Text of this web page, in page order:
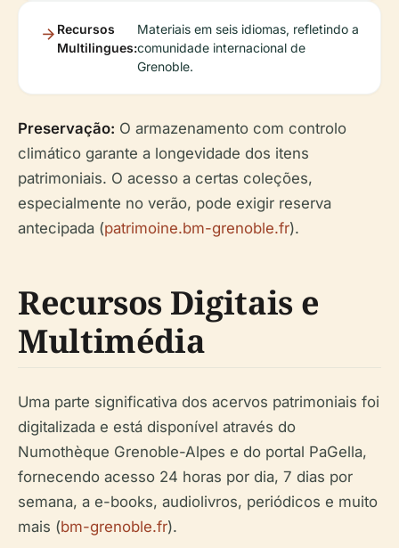
Recursos
Multilingues:
Materiais em seis idiomas, refletindo a
comunidade internacional de
Grenoble.
Preservação: O armazenamento com controlo
climático garante a longevidade dos itens
patrimoniais. O acesso a certas coleções,
especialmente no verão, pode exigir reserva
antecipada (patrimoine.bm-grenoble.fr).
Recursos Digitais e
Multimédia
Uma parte significativa dos acervos patrimoniais foi
digitalizada e está disponível através do
Numothèque Grenoble-Alpes e do portal PaGella,
fornecendo acesso 24 horas por dia, 7 dias por
semana, a e-books, audiolivros, periódicos e muito
mais (bm-grenoble.fr).